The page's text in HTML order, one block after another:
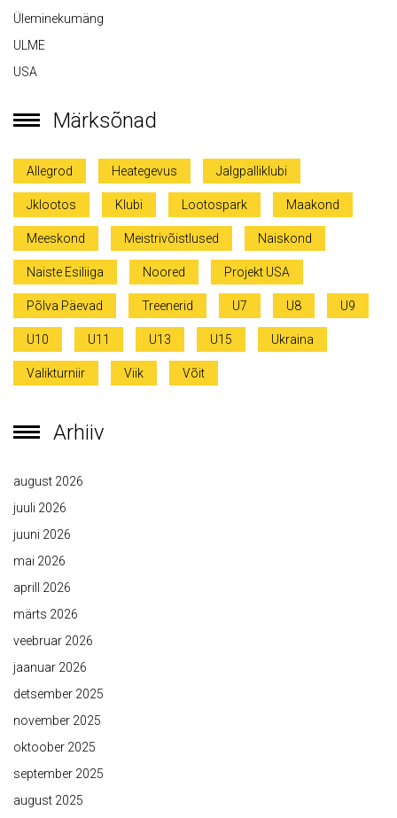
Üleminekumäng
ULME
USA
Märksõnad
Allegrod Heategevus Jalgpalliklubi
Jklootos Klubi Lootospark Maakond
Meeskond Meistrivõistlused Naiskond
Naiste Esiliiga Noored Projekt USA
Põlva Päevad Treenerid U7 U8 U9
U10 U11 U13 U15 Ukraina
Valikturniir Viik Võit
Arhiiv
august 2026
juuli 2026
juuni 2026
mai 2026
aprill 2026
märts 2026
veebruar 2026
jaanuar 2026
detsember 2025
november 2025
oktoober 2025
september 2025
august 2025